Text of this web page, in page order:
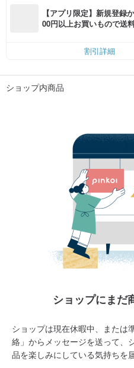
【アプリ限定】新規登録
00円以上お買いもので送
割引詳細
ショップ内商品
ショップにまだ
ショップは現在休暇中、または
絡」からメッセージを送って、
品を楽しみにしている気持ちを